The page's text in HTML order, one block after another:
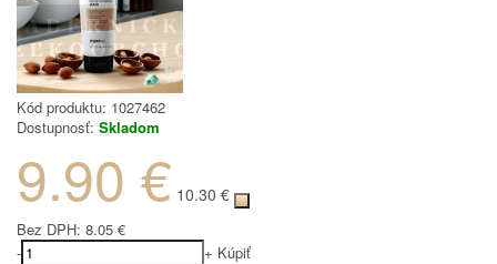
Kód produktu: 1027462
Dostupnosť: Skladom
9.90 € 10.30 €
Bez DPH: 8.05 €
-
+ Kúpiť